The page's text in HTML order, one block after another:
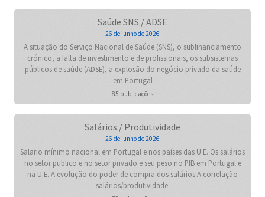
Saúde SNS / ADSE
26 de junho de 2026
A situação do Serviço Nacional de Saúde (SNS), o subfinanciamento
crónico, a falta de investimento e de profissionais, os subsistemas
públicos de saúde (ADSE), a explosão do negócio privado da saúde
em Portugal
85 publicações
Salários / Produtividade
26 de junho de 2026
Salario mínimo nacional em Portugal e nos países das U.E. Os salários
no setor publico e no setor privado e seu peso no PIB em Portugal e
na U.E. A evolução do poder de compra dos salários A correlação
salários/produtividade.